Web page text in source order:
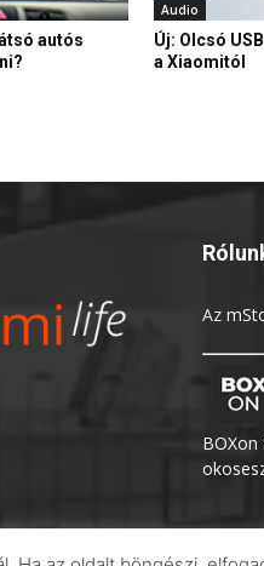
autós
Audio
Új: Olcsó
a Xiaomitól
Az